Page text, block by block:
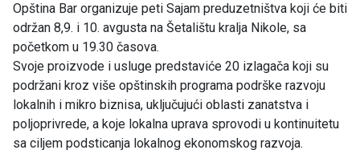
Opština Bar organizuje peti Sajam preduzetništva koji će biti
održan 8,9. i 10. avgusta na Šetalištu kralja Nikole, sa
početkom u 19.30 časova.
Svoje proizvode i usluge predstaviće 20 izlagača koji su
podržani kroz više opštinskih programa podrške razvoju
lokalnih i mikro biznisa, uključujući oblasti zanatstva i
poljoprivrede, a koje lokalna uprava sprovodi u kontinuitetu
sa ciljem podsticanja lokalnog ekonomskog razvoja.